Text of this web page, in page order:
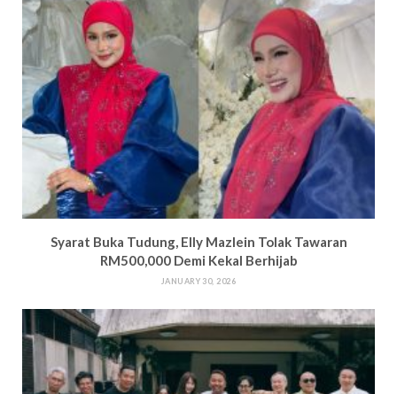
Syarat Buka Tudung, Elly Mazlein Tolak Tawaran
RM500,000 Demi Kekal Berhijab
JANUARY 30, 2026